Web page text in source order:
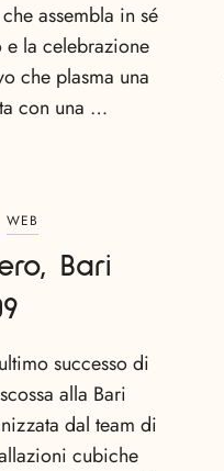
assembla in sé
e la celebrazione
che plasma una
con una …
WEB
Bari
successo di
alla Bari
dal team di
cubiche